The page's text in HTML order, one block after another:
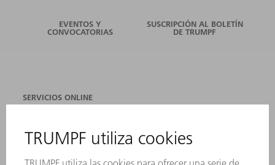
EVENTOS Y
CONVOCATORIAS
SUSCRIPCIÓN AL BOLETÍN
DE TRUMPF
SERVICIOS ONLINE
EVENTOS Y CONVOCATORIAS
REGISTRO PARA EL BOLETÍN INFORMATIVO
FICHAS TÉCNICAS DE SEGURIDAD